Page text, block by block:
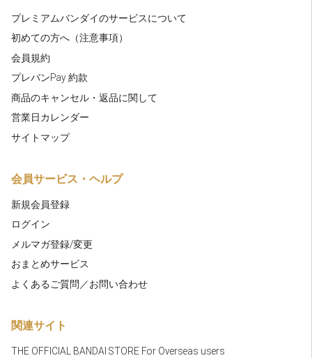
プレミアムバンダイのサービスについて
初めての方へ（注意事項）
会員規約
プレバンPay 約款
商品のキャンセル・返品に関して
営業日カレンダー
サイトマップ
会員サービス・ヘルプ
新規会員登録
ログイン
メルマガ登録/変更
おまとめサービス
よくあるご質問／お問い合わせ
関連サイト
THE OFFICIAL BANDAI STORE For Overseas users